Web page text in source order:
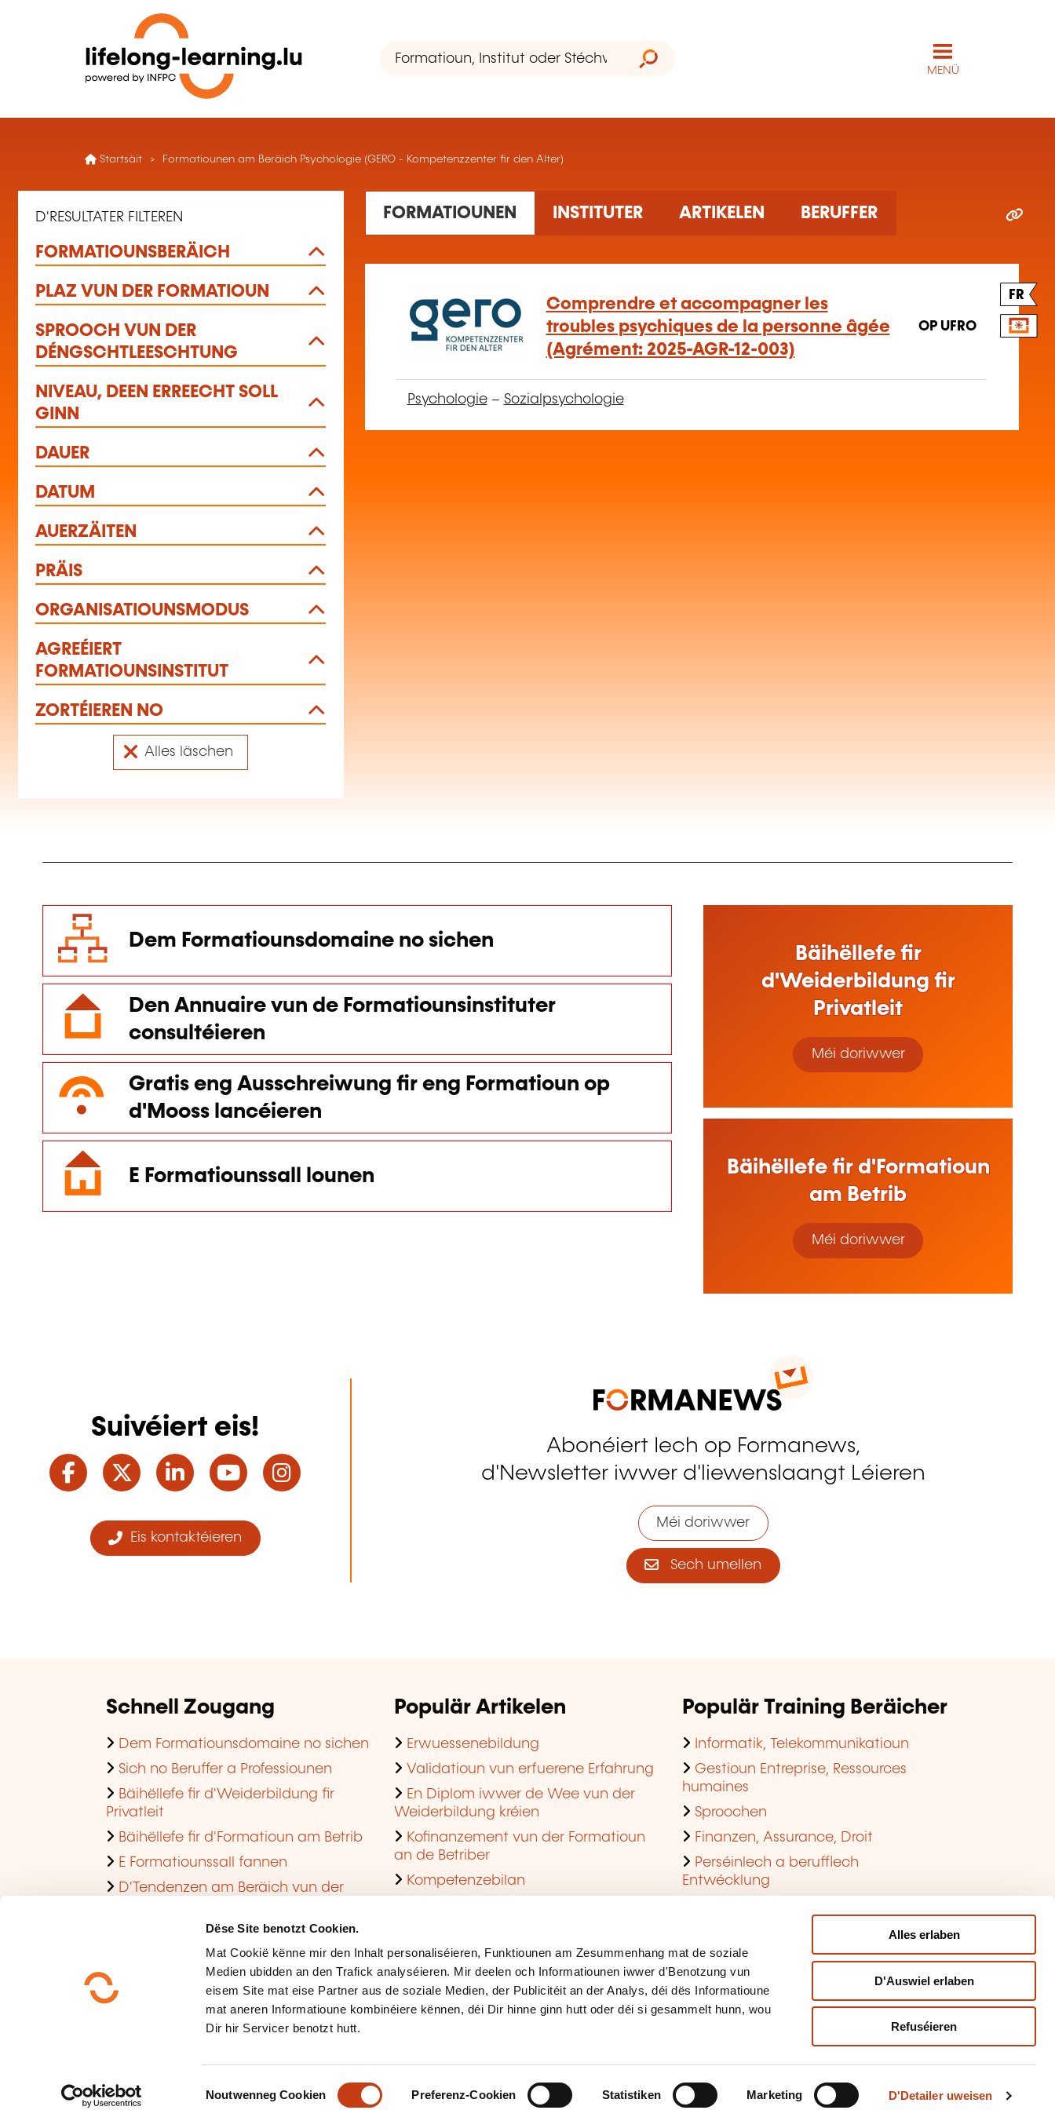
Dëse Site benotzt Cookien.
Mat Cookië kënne mir den Inhalt personaliséieren, Funktiounen am Zesummenhang mat de soziale
Medien ubidden an den Trafick analyséieren. Mir deelen och Informatiounen iwwer d'Benotzung vun
eisem Site mat eise Partner aus de soziale Medien, der Publicitéit an der Analys, déi dës Informatioune
mat aneren Informatioune kombinéiere kënnen, déi Dir hinne ginn hutt oder déi si gesammelt hunn, wou
Dir hir Servicer benotzt hutt.
Noutwenneg Cookien Preferenz-Cookien Statistiken Marketing D'Detailer uweisen
Alles erlaben
D'Auswiel erlaben
Refuséieren
MENÜ
Startsäit Formatiounen am Beräich Psychologie (GERO - Kompetenzzenter fir den Alter)
D'RESULTATER FILTEREN
FORMATIOUNSBERÄICH
PLAZ VUN DER FORMATIOUN
SPROOCH VUN DER
DÉNGSCHTLEESCHTUNG
NIVEAU, DEEN ERREECHT SOLL
GINN
DAUER
DATUM
AUERZÄITEN
PRÄIS
ORGANISATIOUNSMODUS
AGREÉIERT
FORMATIOUNSINSTITUT
ZORTÉIEREN NO
Alles läschen
FORMATIOUNEN INSTITUTER ARTIKELEN BERUFFER
FR
Comprendre et accompagner les
troubles psychiques de la personne âgée
(Agrément: 2025-AGR-12-003)
OP UFRO
Psychologie– Sozialpsychologie
Dem Formatiounsdomaine no sichen
Den Annuaire vun de Formatiounsinstituter
consultéieren
Gratis eng Ausschreiwung fir eng Formatioun op
d'Mooss lancéieren
E Formatiounssall lounen
Bäihëllefe fir
d'Weiderbildung fir
Privatleit
Méi doriwwer
Bäihëllefe fir d'Formatioun
am Betrib
Méi doriwwer
Suivéiert eis!
Facebook
TwitterLinkedInYouTube
Eis kontaktéieren
Abonéiert Iech op Formanews,
d'Newsletter iwwer d'liewenslaangt Léieren
Méi doriwwer
Sech umellen
Schnell Zougang
Dem Formatiounsdomaine no sichen
Sich no Beruffer a Professiounen
Bäihëllefe fir d'Weiderbildung fir
Privatleit
Bäihëllefe fir d'Formatioun am Betrib
E Formatiounssall fannen
D'Tendenzen am Beräich vun der
Populär Artikelen
Erwuessenebildung
Validatioun vun erfuerene Erfahrung
En Diplom iwwer de Wee vun der
Weiderbildung kréien
Kofinanzement vun der Formatioun
an de Betriber
Kompetenzebilan
Populär Training Beräicher
Informatik, Telekommunikatioun
Gestioun Entreprise, Ressources
humaines
Sproochen
Finanzen, Assurance, Droit
Perséinlech a berufflech
Entwécklung
Plang vum Site